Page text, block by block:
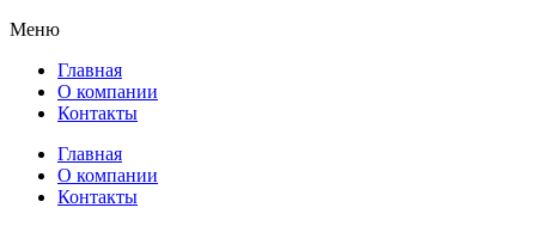
Меню
Главная
О компании
Контакты
Главная
О компании
Контакты